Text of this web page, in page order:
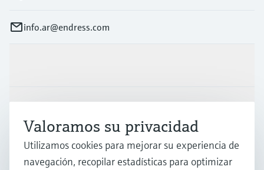
info.ar@endress.com
Soporte
Valoramos su privacidad
Utilizamos cookies para mejorar su experiencia de
navegación, recopilar estadísticas para optimizar